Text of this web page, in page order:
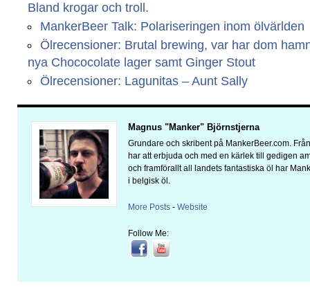
Bland krogar och troll.
MankerBeer Talk: Polariseringen inom ölvärlden
Ölrecensioner: Brutal brewing, var har dom
nya Chococolate lager samt Ginger Stout
Ölrecensioner: Lagunitas – Aunt Sally
Magnus "Manker" Björnstjerna
Grundare och skribent på MankerBeer.com.
har att erbjuda och med en kärlek till gedigen
och framförallt all landets fantastiska öl har
i belgisk öl.
More Posts - Website
Follow Me: